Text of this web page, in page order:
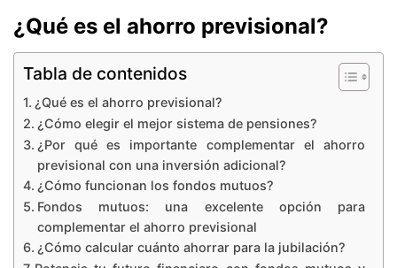
¿Qué es el ahorro previsional?
Tabla de contenidos
¿Qué es el ahorro previsional?
¿Cómo elegir el mejor sistema de pensiones?
¿Por qué es importante complementar el ahorro
previsional con una inversión adicional?
¿Cómo funcionan los fondos mutuos?
Fondos mutuos: una excelente opción para
complementar el ahorro previsional
¿Cómo calcular cuánto ahorrar para la jubilación?